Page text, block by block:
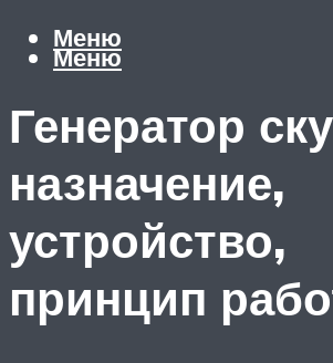
Меню
Меню
Генератор
назначение,
устройство,
принцип